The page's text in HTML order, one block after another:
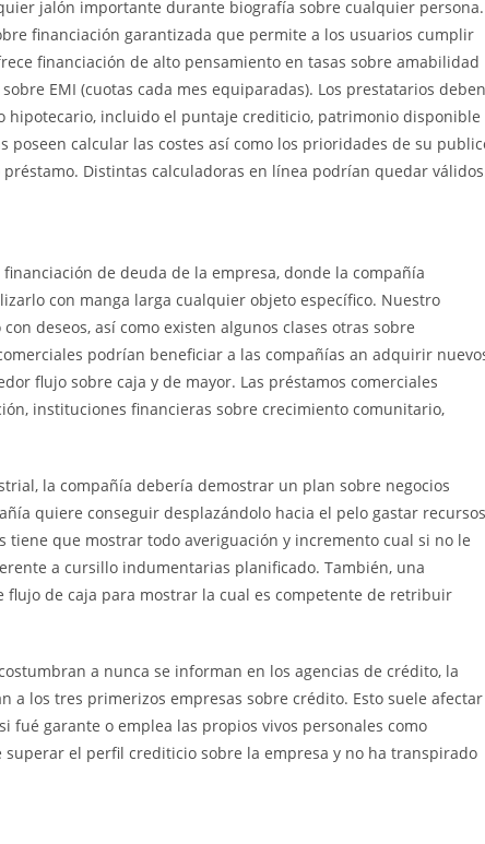
jalón importante durante biografía sobre cualquier persona.
financiación garantizada que permite a los usuarios cumplir
financiación de alto pensamiento en tasas sobre amabilidad
EMI (cuotas cada mes equiparadas). Los prestatarios deben
incluido el puntaje crediticio, patrimonio disponible
poseen calcular las costes así­ como los prioridades de su
Distintas calculadoras en línea podrían quedar
de deuda de la empresa, donde la compañía
con manga larga cualquier objeto específico. Nuestro
deseos, así­ como existen algunos clases otras sobre
podrían beneficiar a las compañías an adquirir
flujo sobre caja y de mayor. Las préstamos comerciales
instituciones financieras sobre crecimiento comunitario,
la compañía debería demostrar un plan sobre negocios
quiere conseguir desplazándolo hacia el pelo gastar recursos
que mostrar todo averiguación y incremento cual si no le
a cursillo indumentarias planificado. También, una
de caja para mostrar la cual es competente de retribuir
a nunca se informan en los agencias de crédito, la
a los tres primerizos empresas sobre crédito. Esto suele afectar
fué garante o emplea las propios vivos personales como
el perfil crediticio sobre la empresa y no ha transpirado